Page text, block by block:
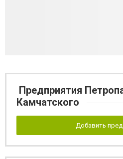
Предприятия
Камчатского
Добавить